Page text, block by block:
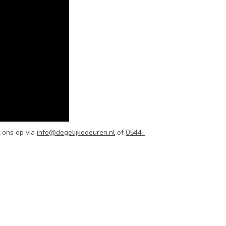
op via info@degelijkedeuren.nl of0544-